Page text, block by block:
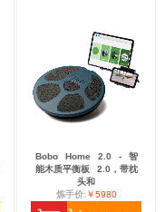
Bobo Home 2.0 -
智
能木质平衡板
2.0，带枕
头和
炼手价:￥5980